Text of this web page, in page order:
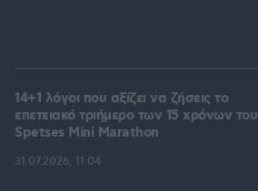
14+1 λόγοι που αξίζει να ζήσεις το
επετειακό τριήμερο των 15 χρόνων του
Spetses Mini Marathon
31.07.2026, 11:04